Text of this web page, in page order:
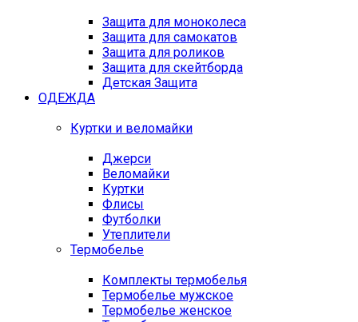
Защита для моноколеса
Защита для самокатов
Защита для роликов
Защита для скейтборда
Детская Защита
ОДЕЖДА
Куртки и веломайки
Джерси
Веломайки
Куртки
Флисы
Футболки
Утеплители
Термобелье
Комплекты термобелья
Термобелье мужское
Термобелье женское